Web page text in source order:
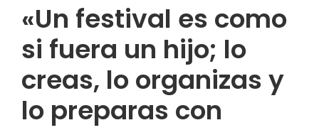
«Un festival es como
si fuera un hijo; lo
creas, lo organizas y
lo preparas con